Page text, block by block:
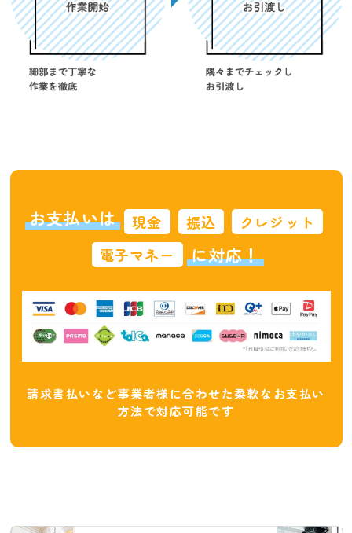
お支払いは 現金 振込
クレジット
電子マネー
に対応！
請求書払いなど事業者様に合わせた柔軟なお支払い
方法で対応可能です